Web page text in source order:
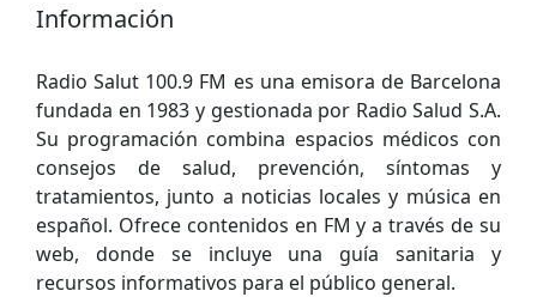
Información
Radio Salut 100.9 FM es una emisora de Barcelona
fundada en 1983 y gestionada por Radio Salud S.A.
Su programación combina espacios médicos con
consejos de salud, prevención, síntomas y
tratamientos, junto a noticias locales y música en
español. Ofrece contenidos en FM y a través de su
web, donde se incluye una guía sanitaria y
recursos informativos para el público general.